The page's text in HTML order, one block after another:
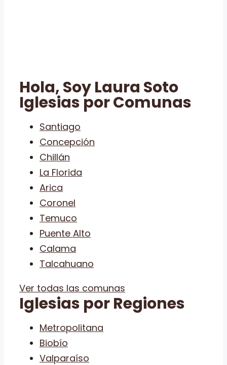
Hola, Soy Laura Soto
Iglesias por Comunas
Santiago
Concepción
Chillán
La Florida
Arica
Coronel
Temuco
Puente Alto
Calama
Talcahuano
Ver todas las comunas
Iglesias por Regiones
Metropolitana
Biobío
Valparaíso